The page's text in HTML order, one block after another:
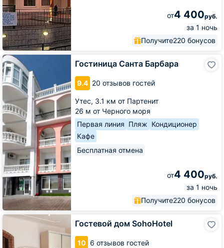
от4 400руб.
за 1 ночь
Получите220 бонусов
Гостиница Санта Барбара
9.4 20 отзывов гостей
Утес, 3.1 км от Партенит
26 м от Черного моря
Первая линия Пляж Кондиционер
Кафе
Бесплатная отмена
от4 400руб.
за 1 ночь
Получите220 бонусов
Гостиница
Санта
Барбара
Гостевой дом SohoHotel
10 6 отзывов гостей
Гостевой
SohoHotel